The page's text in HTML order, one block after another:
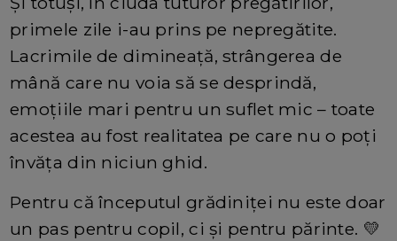
primele zile i-au prins pe nepregătite.
Lacrimile de dimineață, strângerea de
mână care nu voia să se desprindă,
emoțiile mari pentru un suflet mic – toate
acestea au fost realitatea pe care nu o poți
învăța din niciun ghid.
Pentru că începutul grădiniței nu este doar
un pas pentru copil, ci și pentru părinte. 💛